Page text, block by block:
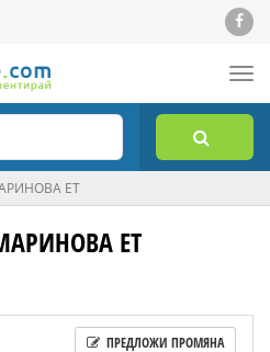
ЕТ
ЕТ
ПРЕДЛОЖИ ПРОМЯНА